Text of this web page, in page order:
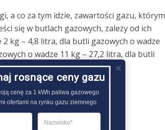
a co za tym idzie, zawartości gazu, którym
się w butlach gazowych, zależy od ich
kg – 4,8 litra, dla butli gazowych o wadze
o wadze 11 kg – 27,2 litra, dla butli
rosnące ceny gazu
cenę za 1 kWh paliwa gazowego
ofertami na rynku gazu ziemnego